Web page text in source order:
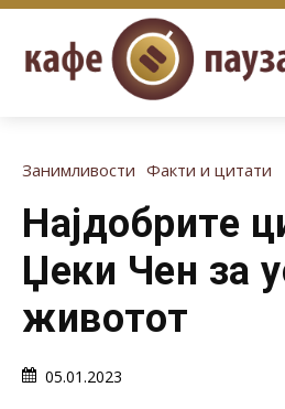
Занимливости Факти и цитати
Најдобрите
Џеки Чен за
животот
05.01.2023